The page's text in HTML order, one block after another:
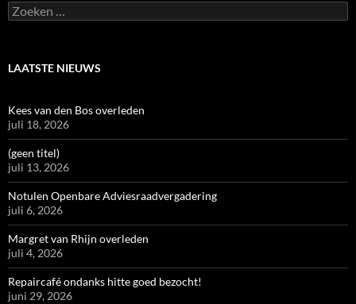
Zoeken
naar:
LAATSTE NIEUWS
Kees van den Bos overleden
juli 18, 2026
(geen titel)
juli 13, 2026
Notulen Openbare Adviesraadvergadering
juli 6, 2026
Margret van Rhijn overleden
juli 4, 2026
Repaircafé ondanks hitte goed bezocht!
juni 29, 2026